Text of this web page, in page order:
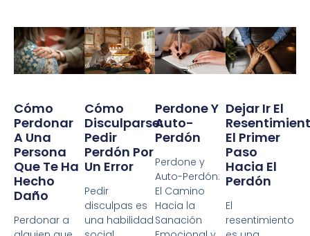
Cómo
Perdonar
A Una
Persona
Que Te Ha
Hecho
Daño
Perdonar a
Cómo
Disculparse:
Pedir
Perdón Por
Un Error
Pedir
disculpas es
una habilidad
Perdone Y
Auto-
Perdón
Perdone y
Auto-Perdón:
El Camino
Hacia la
Sanación
Dejar Ir El
El Primer
Paso
Hacia El
Perdón
El
resentimiento